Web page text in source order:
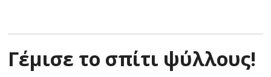
Γέμισε το σπίτι ψύλλους!